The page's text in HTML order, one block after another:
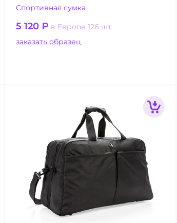
Спортивная сумка
5 120 ₽ в Европе 126 шт.
заказать образец